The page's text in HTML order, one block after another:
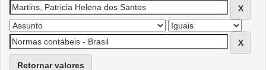
Retornar valores